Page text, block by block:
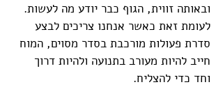
ובאותה זווית, הגוף כבר יודע מה לעשות.
לעומת זאת כאשר אנחנו צריכים לבצע
סדרת פעולות מורכבת בסדר מסוים, המוח
חייב להיות מעורב בתנועה ולהיות דרוך
וחד כדי להצליח.